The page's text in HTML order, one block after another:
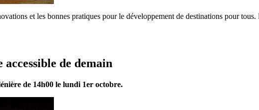
et les bonnes pratiques pour le développement de destinations pour
de demain
de 14h00 le lundi 1er octobre.